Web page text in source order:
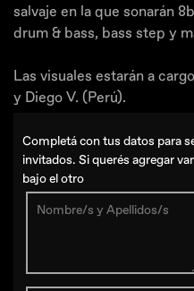
salvaje en la que sonarán
drum & bass, bass step y
Las visuales estarán a
y Diego V. (Perú).
Completá con tus datos para
invitados. Si querés agregar
bajo el otro